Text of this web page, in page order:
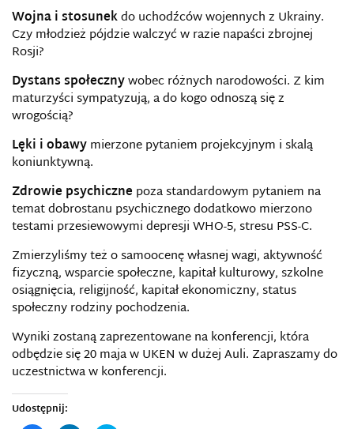
Wojna i stosunekdo uchodźców wojennych z Ukrainy.
Czy młodzież pójdzie walczyć w razie napaści zbrojnej
Rosji?
Dystans społecznywobec różnych narodowości. Z kim
maturzyści sympatyzują, a do kogo odnoszą się z
wrogością?
Lęki i obawymierzone pytaniem projekcyjnym i skalą
koniunktywną.
Zdrowie psychiczne poza standardowym pytaniem na
temat dobrostanu psychicznego dodatkowo mierzono
testami przesiewowymi depresji WHO-5, stresu PSS-C.
Zmierzyliśmy też o samoocenę własnej wagi, aktywność
fizyczną, wsparcie społeczne, kapitał kulturowy, szkolne
osiągnięcia, religijność, kapitał ekonomiczny, status
społeczny rodziny pochodzenia.
Wyniki zostaną zaprezentowane na konferencji, która
odbędzie się 20 maja w UKEN w dużej Auli. Zapraszamy do
uczestnictwa w konferencji.
Udostępnij: